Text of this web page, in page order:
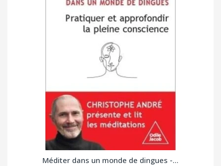
Méditer dans un monde de dingues -...